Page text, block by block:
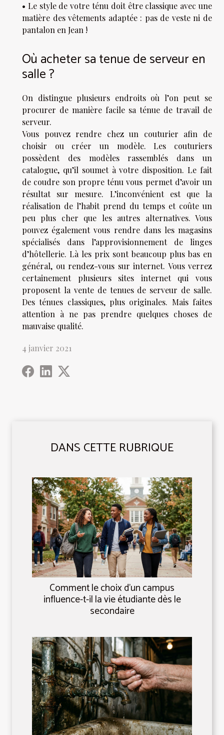
DANS CETTE RUBRIQUE
Comment le choix d’un campus
influence-t-il la vie étudiante dès le
secondaire
• Le style de votre ténu doit être classique avec une
matière des vêtements adaptée : pas de veste ni de
pantalon en Jean !
Où acheter sa tenue de serveur en
salle ?
On distingue plusieurs endroits où l’on peut se
procurer de manière facile sa ténue de travail de
serveur.
Vous pouvez rendre chez un couturier afin de
choisir ou créer un modèle. Les couturiers
possèdent des modèles rassemblés dans un
catalogue, qu’il soumet à votre disposition. Le fait
de coudre son propre ténu vous permet d’avoir un
résultat sur mesure. L’inconvénient est que la
réalisation de l’habit prend du temps et coûte un
peu plus cher que les autres alternatives. Vous
pouvez également vous rendre dans les magasins
spécialisés dans l’approvisionnement de linges
d’hôtellerie. Là les prix sont beaucoup plus bas en
général, ou rendez-vous sur internet. Vous verrez
certainement plusieurs sites internet qui vous
proposent la vente de tenues de serveur de salle.
Des ténues classiques, plus originales. Mais faites
attention à ne pas prendre quelques choses de
mauvaise qualité.
4 janvier 2021